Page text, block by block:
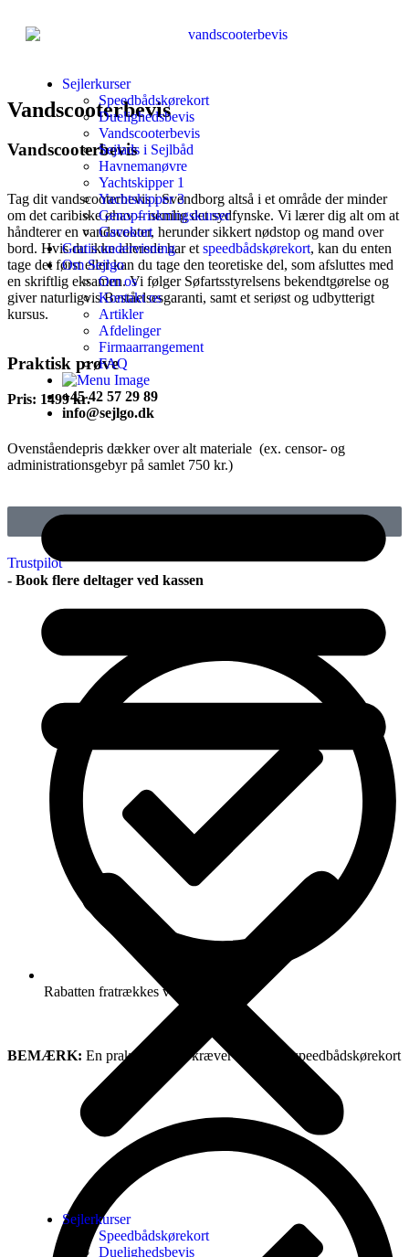
Sejlerkurser
Speedbådskørekort
Duelighedsbevis
Vandscooterbevis
Sejlads i Sejlbåd
Havnemanøvre
Yachtskipper 1
Yachtskipper 3
Genopfriskningskurser
Gavekort
Gratis undervisning
Om Sejlgo
Om os
Kontakt os
Artikler
Afdelinger
Firmaarrangement
FAQ
+45 42 57 29 89
info@sejlgo.dk
Sejlerkurser
Speedbådskørekort
Duelighedsbevis
Vandscooterbevis
Vandscooterbevis
Tag dit vandscooterbevis i Svendborg altså i et område der minder
om det caribiske øhav – nemlig det sydfynske. Vi lærer dig alt om at
håndterer en vandscooter, herunder sikkert nødstop og mand over
bord. Hvis du ikke allerede har et speedbådskørekort, kan du enten
tage det først eller kan du tage den teoretiske del, som afsluttes med
en skriftlig eksamen.Vi følger Søfartsstyrelsens bekendtgørelse og
giver naturligvis Beståelsesgaranti, samt et seriøst og udbytterigt
kursus.
Praktisk prøve
Pris: 1499 kr.
Ovenståendepris dækker over alt materiale (ex. censor- og
administrationsgebyr på samlet 750 kr.)
Trustpilot
- Book flere deltager ved kassen
Rabatten fratrækkes ved kassen
BEMÆRK: En praktisk prøve kræver et gyldigt speedbådskørekort